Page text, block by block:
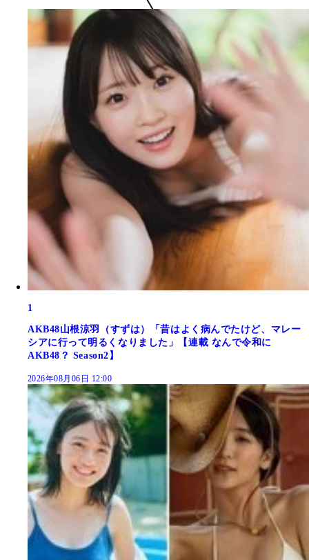
1
AKB48山根涼羽（すずは）「昔はよく病んでたけど、マレー
シアに行って明るくなりました」【連載 なんで令和に
AKB48？ Season2】
2026年08月06日 12:00